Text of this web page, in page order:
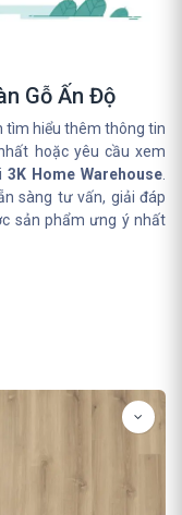
Gỗ Ấn Độ
tìm hiểu thêm thông tin
hoặc yêu cầu xem
3K Home Warehouse
sàng tư vấn, giải đáp
sản phẩm ưng ý nhất